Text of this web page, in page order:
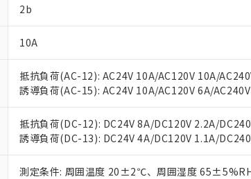
2b
10A
抵抗負荷(AC-12): AC24V 10A/AC120V 10A/
誘導負荷(AC-15): AC24V 10A/AC120V 6A/
抵抗負荷(DC-12): DC24V 8A/DC120V 2.2A/
誘導負荷(DC-13): DC24V 4A/DC120V 1.1A/
測定条件: 周囲温度 20±2℃、周囲湿度
本サービスは、当社制御機器事業取扱商
くものです。
当社制御機器事業取扱商品の中には、本
在庫状況および標準価格照会結果は、記
のであり、閲覧された時点での実際の在
い。
正式な納期状況および標準価格はお客様
仕入先様の事情により、非含有部品としてい
があります。
*EU RoHS指令（10物質）：
鉛(Pb) 1000ppm以下、 水銀(Hg) 1000ppm以下、 カドミウ
六価クロム(Cr(Ⅵ)) 1000ppm以下、ポリ臭化ビフェニル類
フタル酸ビス(2-エチルヘキシル) (DEHP)(別名：DOP)
ル（DBP） 1000ppm以下、フタル酸ジイソブチル (DIBP)
但し、RoHS指令で産業用監視および制御機器に対する適用除
フタル酸エステル類の４物質については閾値を超える意図的
※1 中国RoHS○×表
「○」：最大均質材料含有率が中国RoHSの基
「×」：最大均質材料含有率が中国RoHSの基
「－」：未確認です。当社販売部門へお問い合
*中国RoHS10物質の基準値 (GB/T26572)：
Pb(鉛) :1000ppm、 Hg(水銀) : 1000ppm、 Cd(カドミウム) :
Cr(Ⅵ)(六価クロム) : 1000ppm、 PBBs(ポリ臭化ビフェニル
当社は、これら貴社製品のうち、外国為
う）を輸出または国外への提供する場合
などの必要な手続きをとります。
当社は規制貨物を破棄する場合は、完全
ます。
当社は貴社製品を、核兵器、ミサイル、
置等に一切使用いたしません。
説明
一定数以上の在庫あり